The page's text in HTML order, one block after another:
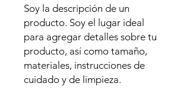
Soy la descripción de un
producto. Soy el lugar ideal
para agregar detalles sobre tu
producto, así como tamaño,
materiales, instrucciones de
cuidado y de limpieza.